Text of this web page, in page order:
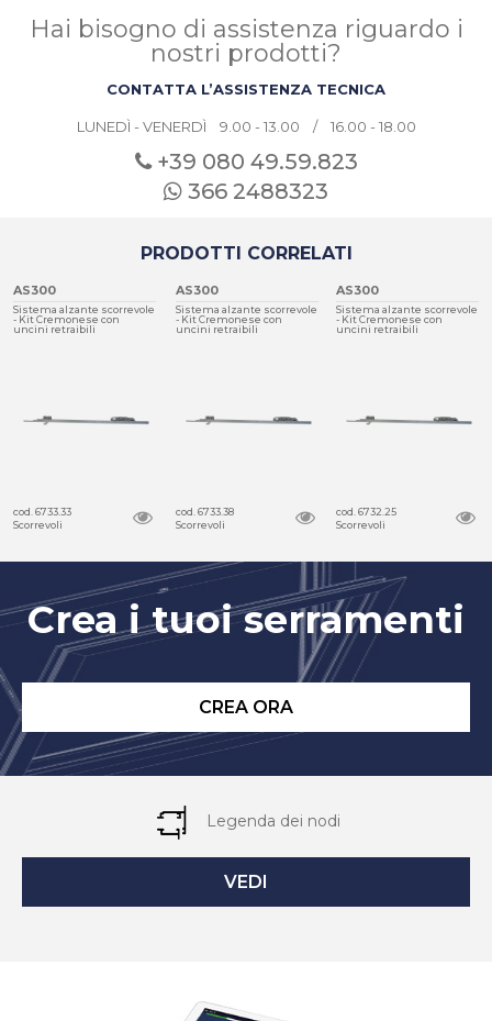
Hai bisogno di assistenza riguardo i
nostri prodotti?
CONTATTA L’ASSISTENZA TECNICA
LUNEDÌ - VENERDÌ 9.00 - 13.00 / 16.00 - 18.00
+39 080 49.59.823
366 2488323
PRODOTTI CORRELATI
AS300
Sistema alzante scorrevole
- Kit Cremonese con
uncini retraibili
cod. 6733.33
Scorrevoli
AS300
Sistema alzante scorrevole
- Kit Cremonese con
uncini retraibili
cod. 6733.38
Scorrevoli
AS300
Sistema alzante scorrevole
- Kit Cremonese con
uncini retraibili
cod. 6732.25
Scorrevoli
Crea i tuoi serramenti
CREA ORA
Legenda dei nodi
VEDI